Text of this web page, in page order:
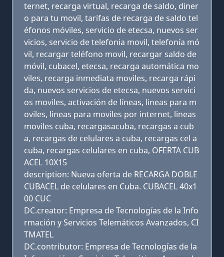
ternet, recarga virtual, recarga de saldo, diner
o para tu movil, tarifas de recarga de saldo tel
éfonos móviles, servicio de etecsa, nuevos ser
vicios, servicio de telefonia movil, telefonía mó
vil, recargar teléfono movil, recargar saldo de
móvil, cubacel, etecsa, recarga automática mo
viles, recarga inmediata moviles, recarga rápi
da, nuevos servicios de etecsa, nuevos servici
os moviles, activación de líneas, lineas para m
oviles, lineas para moviles por internet, lineas
moviles cuba, recargasacuba, recargas a cub
a, recargas de celulares a cuba, recargas cel a
cuba, recargas celulares en cuba, OFERTA CUB
ACEL 10X15
description: Nueva oferta de RECARGA DOBLE
CUBACEL de celulares en Cuba. CUBACEL 40x1
00 CUC
DC.creator: Empresa de Tecnologías de la Info
rmación y Servicios Telemáticos Avanzados, CI
TMATEL
DC.contributor: Empresa de Tecnologías de la